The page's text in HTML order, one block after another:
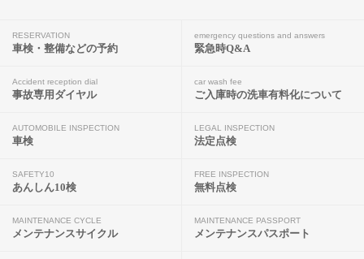
RESERVATION
車検・整備などの予約
emergency questions and answers
緊急時Q&A
Accident reception dial
事故専用ダイヤル
car wash fee
ご入庫時の洗車有料化について
AUTOMOBILE INSPECTION
車検
LEGAL INSPECTION
法定点検
SAFETY10
あんしん10検
FREE INSPECTION
無料点検
MAINTENANCE CYCLE
メンテナンスサイクル
MAINTENANCE PASSPORT
メンテナンスパスポート